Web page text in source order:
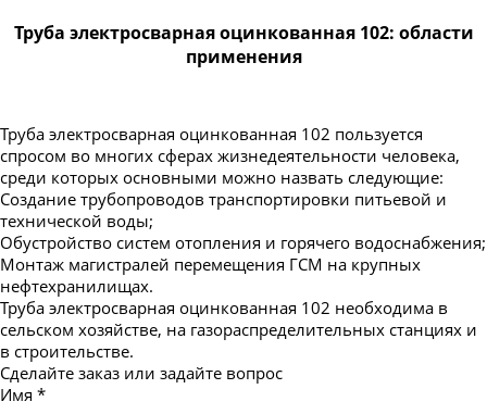
Труба электросварная оцинкованная 102: области
применения
Труба электросварная оцинкованная 102 пользуется
спросом во многих сферах жизнедеятельности человека,
среди которых основными можно назвать следующие:
Создание трубопроводов транспортировки питьевой и
технической воды;
Обустройство систем отопления и горячего водоснабжения;
Монтаж магистралей перемещения ГСМ на крупных
нефтехранилищах.
Труба электросварная оцинкованная 102 необходима в
сельском хозяйстве, на газораспределительных станциях и
в строительстве.
Сделайте заказ или задайте вопрос
Имя *